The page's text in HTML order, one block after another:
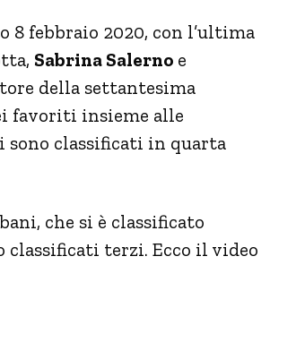
8 febbraio 2020, con l’ultima
Sabrina Salerno e
della settantesima
favoriti insieme alle
sono classificati in quarta
che si è classificato
classificati terzi. Ecco il video